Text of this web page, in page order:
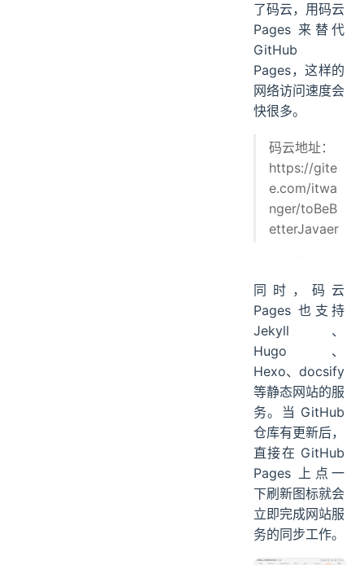
了码云，用码云
Pages 来替代
GitHub
Pages，这样的
网络访问速度会
快很多。
码云地址：
https://gite
e.com/itwa
nger/toBeB
etterJavaer
同时，码云
Pages 也支持
Jekyll、
Hugo、
Hexo、docsify
等静态网站的服
务。当 GitHub
仓库有更新后，
直接在 GitHub
Pages 上点一
下刷新图标就会